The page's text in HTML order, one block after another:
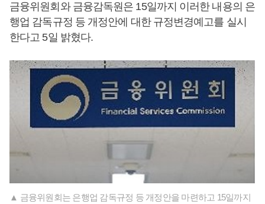
금융위원회와 금융감독원은 15일까지 이러한 내용의 은
행업 감독규정 등 개정안에 대한 규정변경예고를 실시
한다고 5일 밝혔다.
▲ 금융위원회는 은행업 감독규정 등 개정안을 마련하고 15일까지